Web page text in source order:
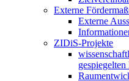
Externe
Externe
ZIDiS-Projekte